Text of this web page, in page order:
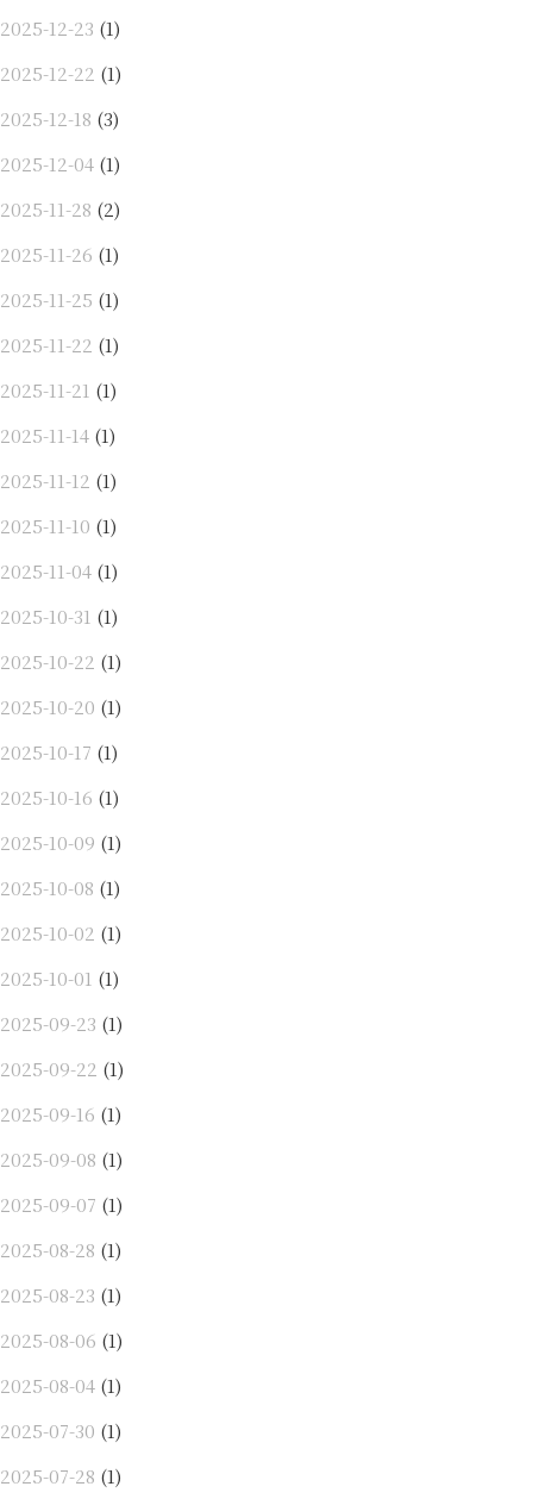
2025-12-23 (1)
2025-12-22 (1)
2025-12-18 (3)
2025-12-04 (1)
2025-11-28 (2)
2025-11-26 (1)
2025-11-25 (1)
2025-11-22 (1)
2025-11-21 (1)
2025-11-14 (1)
2025-11-12 (1)
2025-11-10 (1)
2025-11-04 (1)
2025-10-31 (1)
2025-10-22 (1)
2025-10-20 (1)
2025-10-17 (1)
2025-10-16 (1)
2025-10-09 (1)
2025-10-08 (1)
2025-10-02 (1)
2025-10-01 (1)
2025-09-23 (1)
2025-09-22 (1)
2025-09-16 (1)
2025-09-08 (1)
2025-09-07 (1)
2025-08-28 (1)
2025-08-23 (1)
2025-08-06 (1)
2025-08-04 (1)
2025-07-30 (1)
2025-07-28 (1)